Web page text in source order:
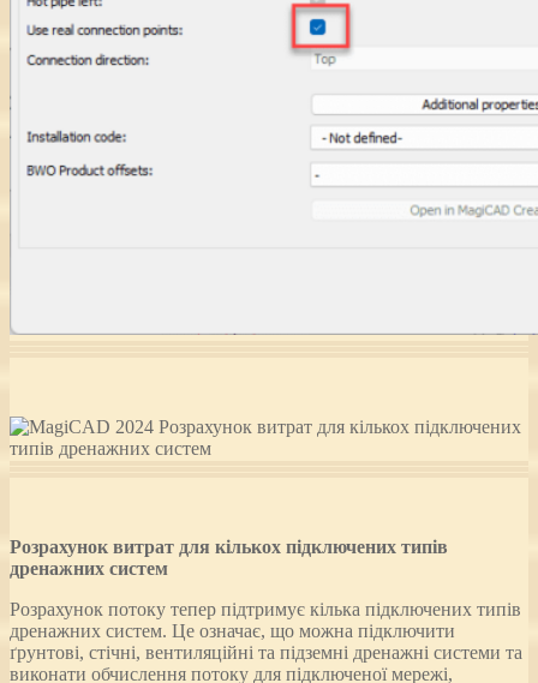
Розрахунок витрат для кількох підключених типів
дренажних систем
Розрахунок потоку тепер підтримує кілька підключених типів
дренажних систем. Це означає, що можна підключити
ґрунтові, стічні, вентиляційні та підземні дренажні системи та
виконати обчислення потоку для підключеної мережі,